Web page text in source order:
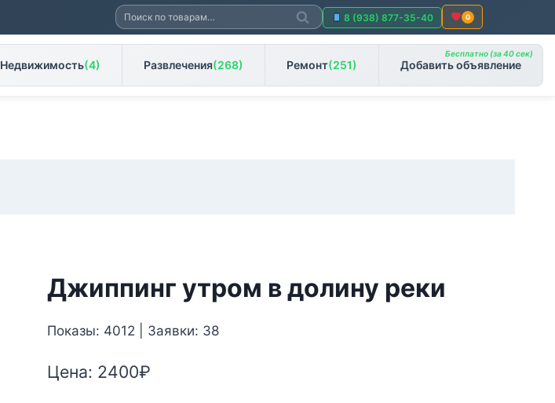
Искать:
Поиск
8 (938) 877-35-40 0
Недвижимость(4) Развлечения(268) Ремонт(251) Добавить объявление
Бесплатно (за 40 сек)
Джиппинг утром в долину реки
Показы: 4012 | Заявки: 38
Цена: 2400₽